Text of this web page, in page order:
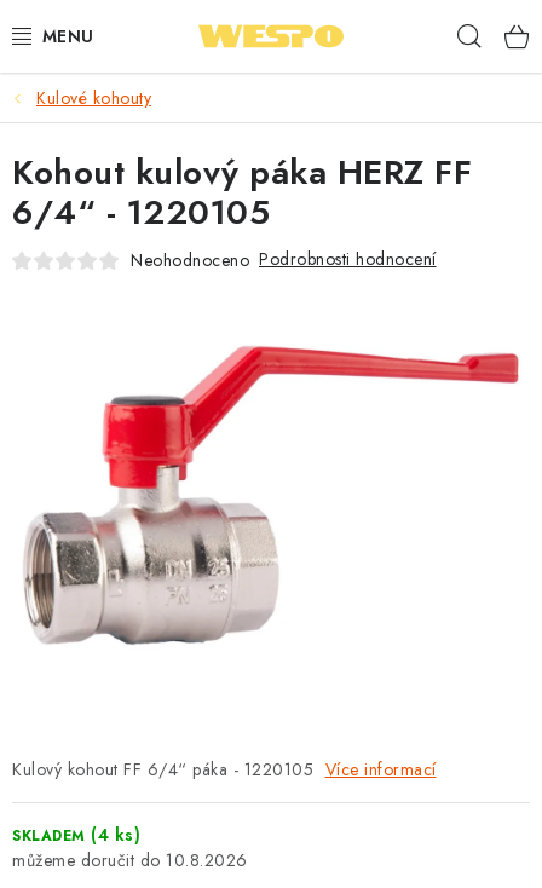
na
ARMATURY PRO TOPENÍ A VODU
TOPENÍ A OHŘEV VODY
TVAROVKY A TRUBKY
⭐ NEJLÉPE HODNOCENÉ
🏷️ VÝPRODEJ
⚡ NOVINKA
🎁 ODMĚNY ZA BODY
OBCHODNÍ PODMÍNKY
Kulové kohouty
Kulový kohout FF 6/4“ páka - 1220105 Více informací
SKLADEM (4 ks)
10.8.2026
Kohout kulový páka HERZ FF
6/4“ - 1220105
Neohodnoceno Podrobnosti hodnocení